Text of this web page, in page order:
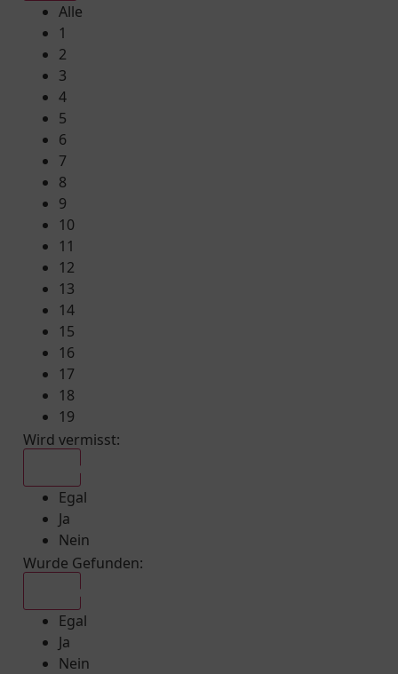
Alle
1
2
3
4
5
6
7
8
9
10
11
12
13
14
15
16
17
18
19
Wird vermisst:
Egal
Ja
Nein
Wurde Gefunden:
Egal
Ja
Nein